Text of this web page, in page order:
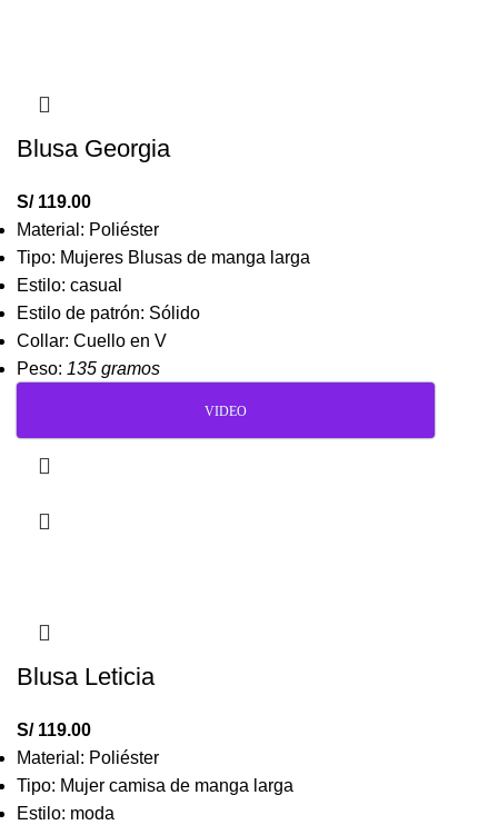
Blusa Georgia
S/119.00
Material: Poliéster
Tipo: Mujeres Blusas de manga larga
Estilo: casual
Estilo de patrón: Sólido
Collar: Cuello en V
Peso: 135 gramos
VIDEO
Blusa Leticia
S/119.00
Material: Poliéster
Tipo: Mujer camisa de manga larga
Estilo: moda